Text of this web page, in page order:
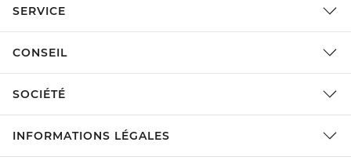
SERVICE
CONSEIL
SOCIÉTÉ
INFORMATIONS LÉGALES